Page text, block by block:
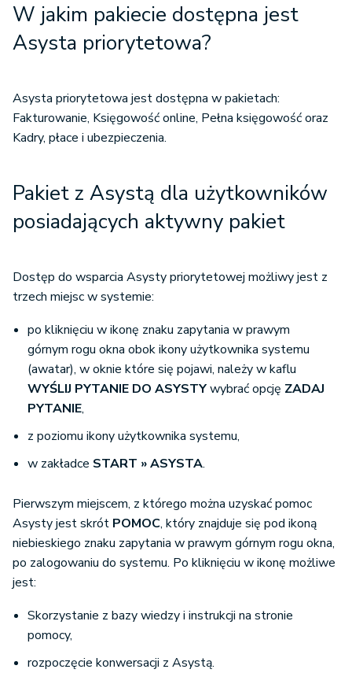
W jakim pakiecie dostępna jest
Asysta priorytetowa?
Asysta priorytetowa jest dostępna w pakietach:
Fakturowanie, Księgowość online, Pełna księgowość oraz
Kadry, płace i ubezpieczenia.
Pakiet z Asystą dla użytkowników
posiadających aktywny pakiet
Dostęp do wsparcia Asysty priorytetowej możliwy jest z
trzech miejsc w systemie:
po kliknięciu w ikonę znaku zapytania w prawym
górnym rogu okna obok ikony użytkownika systemu
(awatar), w oknie które się pojawi, należy w kaflu
WYŚLIJ PYTANIE DO ASYSTYwybrać opcję ZADAJ
PYTANIE,
z poziomu ikony użytkownika systemu,
w zakładce START » ASYSTA.
Pierwszym miejscem, z którego można uzyskać pomoc
Asysty jest skrót POMOC, który znajduje się pod ikoną
niebieskiego znaku zapytania w prawym górnym rogu okna,
po zalogowaniu do systemu. Po kliknięciu w ikonę możliwe
jest:
Skorzystanie z bazy wiedzy i instrukcji na stronie
pomocy,
rozpoczęcie konwersacji z Asystą.